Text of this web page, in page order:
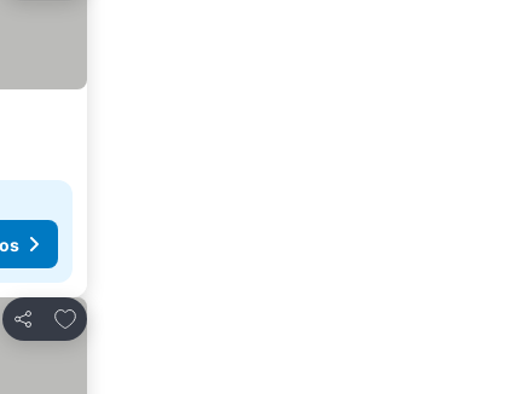
Compartir
Agregar a favoritos